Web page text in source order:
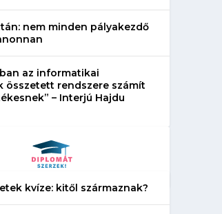
nem minden pályakezdő
az informatikai
összetett rendszere számít
– Interjú Hajdu
kvíze: kitől származnak?